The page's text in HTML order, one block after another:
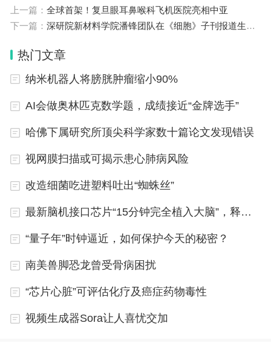
先生创办复旦大学高分子学科，1978年成为改革开
放后第一批出国留学的学者，归国后在复旦奋斗数十
年，成就斐然。
时代的洪流中，江明这一代科学家有着极为特殊
的命运轨迹。他们曾错失了科研的黄金岁月；当改革
家的热爱与坚守。恰如他所言：“只要你问心无愧，
在岗位上作出了应有的贡献，这同样是一个丰富、值
得尊敬的人生。”
“复旦真是永远读不完的鸿篇巨制”
Q:从工作到退休，您的阅读兴趣有什么改变？
改革开放以后，我时时有一种“把失去的时间夺
上一篇： 全球首架！复旦眼耳鼻喉科飞机医院亮相中亚
下一篇： 深研院新材料学院潘锋团队在《细胞》子刊报道生物质胶黏剂研究重要突破
热门文章
纳米机器人将膀胱肿瘤缩小90%
AI会做奥林匹克数学题，成绩接近“金牌选手”
哈佛下属研究所顶尖科学家数十篇论文发现错误
视网膜扫描或可揭示患心肺病风险
改造细菌吃进塑料吐出“蜘蛛丝”
最新脑机接口芯片“15分钟完全植入大脑”，释放何种行业风向
“量子年”时钟逼近，如何保护今天的秘密？
南美兽脚恐龙曾受骨病困扰
“芯片心脏”可评估化疗及癌症药物毒性
视频生成器Sora让人喜忧交加